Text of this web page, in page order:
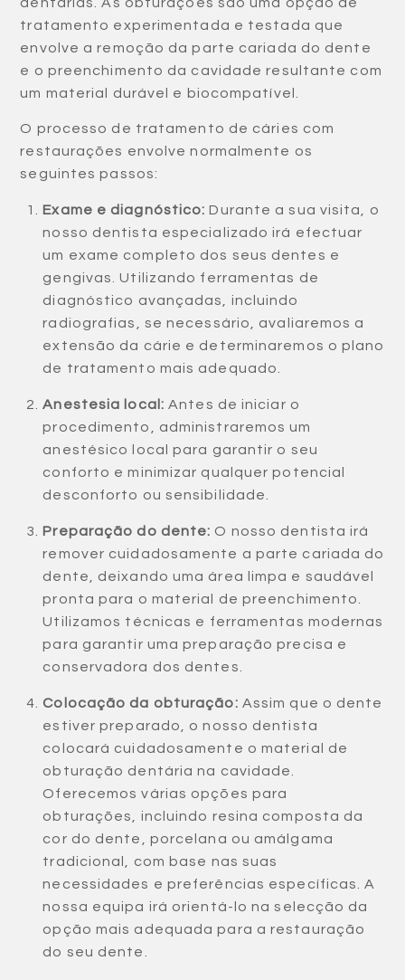
tratamento experimentada e testada que
envolve a remoção da parte cariada do dente
e o preenchimento da cavidade resultante com
um material durável e biocompatível.
O processo de tratamento de cáries com
restaurações envolve normalmente os
seguintes passos:
Exame e diagnóstico: Durante a sua visita, o
nosso dentista especializado irá efectuar
um exame completo dos seus dentes e
gengivas. Utilizando ferramentas de
diagnóstico avançadas, incluindo
radiografias, se necessário, avaliaremos a
extensão da cárie e determinaremos o plano
de tratamento mais adequado.
Anestesia local: Antes de iniciar o
procedimento, administraremos um
anestésico local para garantir o seu
conforto e minimizar qualquer potencial
desconforto ou sensibilidade.
Preparação do dente: O nosso dentista irá
remover cuidadosamente a parte cariada do
dente, deixando uma área limpa e saudável
pronta para o material de preenchimento.
Utilizamos técnicas e ferramentas modernas
para garantir uma preparação precisa e
conservadora dos dentes.
Colocação da obturação: Assim que o dente
estiver preparado, o nosso dentista
colocará cuidadosamente o material de
obturação dentária na cavidade.
Oferecemos várias opções para
obturações, incluindo resina composta da
cor do dente, porcelana ou amálgama
tradicional, com base nas suas
necessidades e preferências específicas. A
nossa equipa irá orientá-lo na selecção da
opção mais adequada para a restauração
do seu dente.